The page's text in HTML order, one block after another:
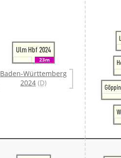
Ulm Hbf 2024
23m
Baden-Württemberg
2024 (D)